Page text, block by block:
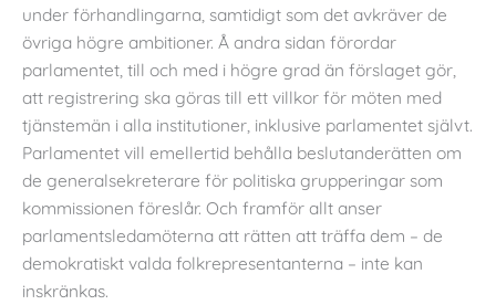
under förhandlingarna, samtidigt som det avkräver de
övriga högre ambitioner. Å andra sidan förordar
parlamentet, till och med i högre grad än förslaget gör,
att registrering ska göras till ett villkor för möten med
tjänstemän i alla institutioner, inklusive parlamentet självt.
Parlamentet vill emellertid behålla beslutanderätten om
de generalsekreterare för politiska grupperingar som
kommissionen föreslår. Och framför allt anser
parlamentsledamöterna att rätten att träffa dem – de
demokratiskt valda folkrepresentanterna – inte kan
inskränkas.